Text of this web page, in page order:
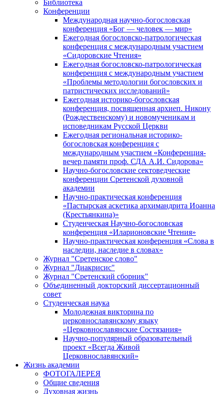
Библиотека
Конференции
Международная научно-богословская
конференция «Бог — человек — мир»
Ежегодная богословско-патрологическая
конференция с международным участием
«Сидоровские Чтения»
Ежегодная богословско-патрологическая
конференция с международным участием
«Проблемы методологии богословских и
патристических исследований»
Ежегодная историко-богословская
конференция, посвященная архиеп. Никону
(Рождественскому) и новомученикам и
исповедникам Русской Церкви
Ежегодная региональная историко-
богословская конференция с
международным участием «Конференция-
вечер памяти проф. СДА А.И. Сидорова»
Научно-богословские сектоведческие
конференции Сретенской духовной
академии
Научно-практическая конференция
«Пастырская аскетика архимандрита Иоанна
(Крестьянкина)»
Студенческая Научно-богословская
конференция «Иларионовские Чтения»
Научно-практическая конференция «Cлова в
наследии, наследие в словах»
Журнал "Сретенское слово"
Журнал "Диакрисис"
Журнал "Сретенский сборник"
Объединенный докторский диссертационный
совет
Студенческая наука
Молодежная викторина по
церковнославянскому языку
«Церковнославянские Состязания»
Научно-популярный образовательный
проект «Всегда Живой
Церковнославянский»
Жизнь академии
ФОТОГАЛЕРЕЯ
Общие сведения
Духовная жизнь